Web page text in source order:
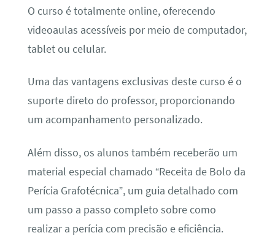
O curso é totalmente online, oferecendo
videoaulas acessíveis por meio de computador,
tablet ou celular.
Uma das vantagens exclusivas deste curso é o
suporte direto do professor, proporcionando
um acompanhamento personalizado.
Além disso, os alunos também receberão um
material especial chamado “Receita de Bolo da
Perícia Grafotécnica”, um guia detalhado com
um passo a passo completo sobre como
realizar a perícia com precisão e eficiência.